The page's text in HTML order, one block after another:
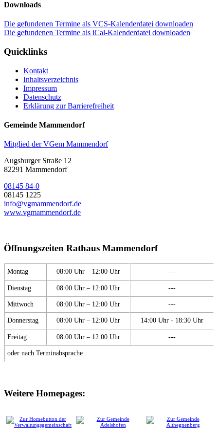
Downloads
Die gefundenen Termine als VCS-Kalenderdatei downloaden
Die gefundenen Termine als iCal-Kalenderdatei downloaden
Quicklinks
Kontakt
Inhaltsverzeichnis
Impressum
Datenschutz
Erklärung zur Barrierefreiheit
Gemeinde Mammendorf
Mitglied der VGem Mammendorf
Augsburger Straße 12
82291 Mammendorf
08145 84-0
08145 1225
info@vgmammendorf.de
www.vgmammendorf.de
Öffnungszeiten Rathaus Mammendorf
Montag 08:00 Uhr – 12:00 Uhr ---
Dienstag 08:00 Uhr – 12:00 Uhr ---
Mittwoch 08:00 Uhr – 12:00 Uhr ---
Donnerstag 08:00 Uhr – 12:00 Uhr 14:00 Uhr - 18:30 Uhr
Freitag 08:00 Uhr – 12:00 Uhr ---
oder nach Terminabsprache
Weitere Homepages: